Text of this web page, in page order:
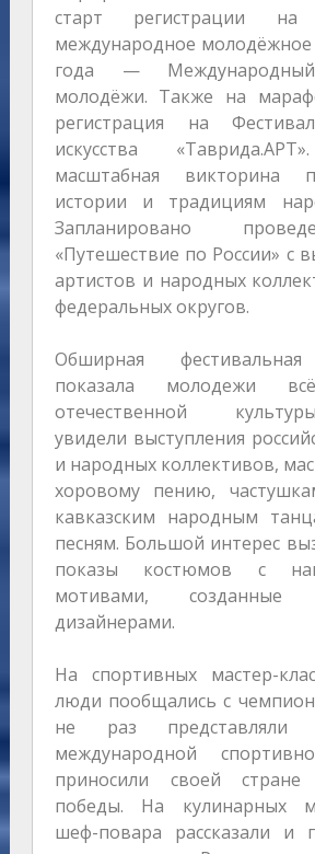
старт регистрации на
международное молодёжное
года — Международный
молодёжи. Также на
регистрация на
искусства
масштабная викторина
истории и традициям
Запланировано
«Путешествие по России» с
артистов и народных
федеральных округов.
Обширная
показала молодежи
отечественной
увидели выступления
и народных коллективов,
хоровому пению,
кавказским народным
песням. Большой интерес
показы костюмов с
мотивами, созданные
дизайнерами.
На спортивных мастер-
люди пообщались с
не раз представляли
международной
приносили своей стране
победы. На кулинарных
шеф-повара рассказали и